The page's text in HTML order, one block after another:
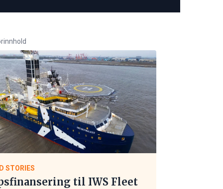
STORIES
til IWS Fleet